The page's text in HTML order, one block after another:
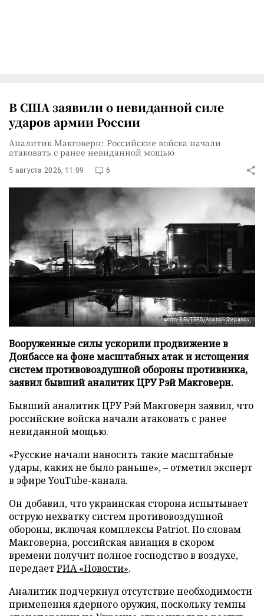
В США заявили о невиданной силе
ударов армии России
Аналитик Макговерн: Российские войска начали
атаковать с ранее невиданной мощью
5 августа 2026, 11:09 6
Фото: REUTERS/Anatolii Stepanov
Вооруженные силы ускорили продвижение в
Донбассе на фоне масштабных атак и истощения
систем противовоздушной обороны противника,
заявил бывший аналитик ЦРУ Рэй Макговерн.
Бывший аналитик ЦРУ Рэй Макговерн заявил, что
российские войска начали атаковать с ранее
невиданной мощью.
«Русские начали наносить такие масштабные
удары, каких не было раньше», – отметил эксперт
в эфире YouTube-канала.
Он добавил, что украинская сторона испытывает
острую нехватку систем противовоздушной
обороны, включая комплексы Patriot. По словам
Макговерна, российская авиация в скором
времени получит полное господство в воздухе,
передаетРИА «Новости».
Аналитик подчеркнул отсутствие необходимости
применения ядерного оружия, поскольку темпы